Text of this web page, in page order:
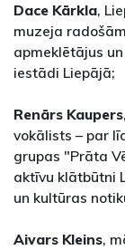
Dace Kārkla,
muzeja
apmeklētājus
iestādi Liepājā;
Renārs Kaupers
vokālists – par
grupas "Prāta
aktīvu klātbūtni
un kultūras
Aivars Kleins,